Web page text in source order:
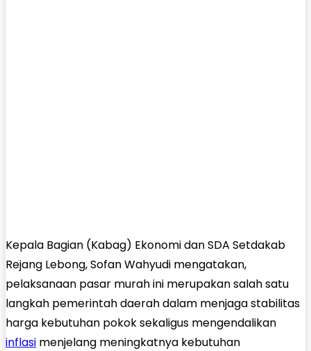
Kepala Bagian (Kabag) Ekonomi dan SDA Setdakab
Rejang Lebong, Sofan Wahyudi mengatakan,
pelaksanaan pasar murah ini merupakan salah satu
langkah pemerintah daerah dalam menjaga stabilitas
harga kebutuhan pokok sekaligus mengendalikan
inflasi menjelang meningkatnya kebutuhan